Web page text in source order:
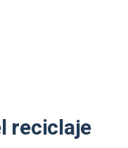
reciclaje